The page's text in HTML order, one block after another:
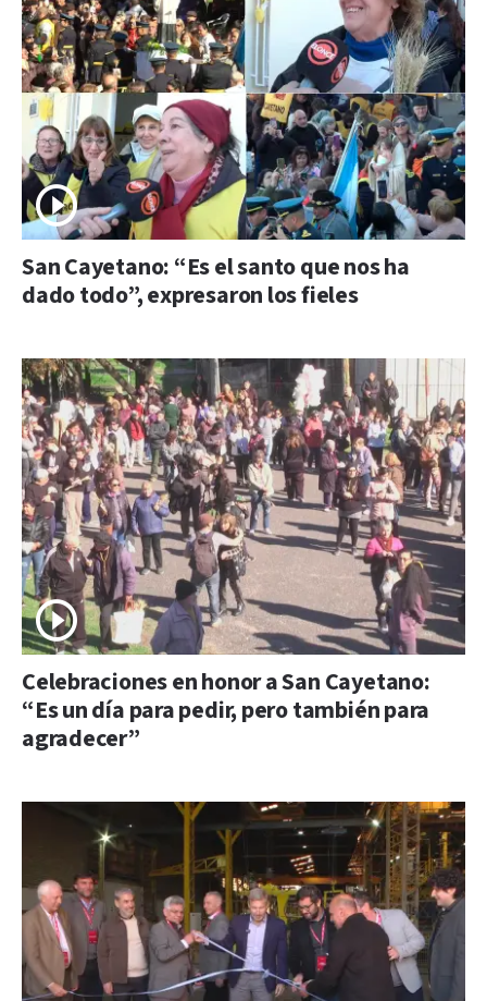
San Cayetano: “Es el santo que nos ha
dado todo”, expresaron los fieles
Celebraciones en honor a San Cayetano:
“Es un día para pedir, pero también para
agradecer”